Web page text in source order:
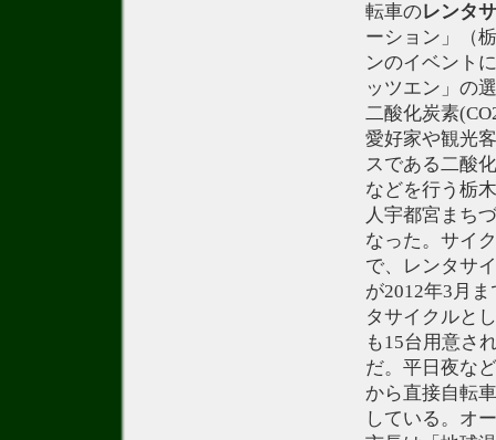
転車のレンタ
ーション」（
ンのイベント
ッツエン」の
二酸化炭素
愛好家や観光
スである二酸
などを行う栃
人宇都宮まち
なった。サイ
で、レンタサ
が2012年3月
タサイクルと
も15台用意さ
だ。平日夜な
から直接自転
している。オ